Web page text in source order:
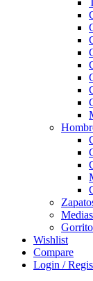
Wishlist
Compare
Login /